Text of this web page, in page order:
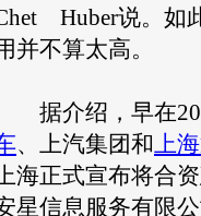
Huber说。如
并不算太高。
据介绍，早在
、上汽集团和上
海正式宣布将合
星信息服务有限